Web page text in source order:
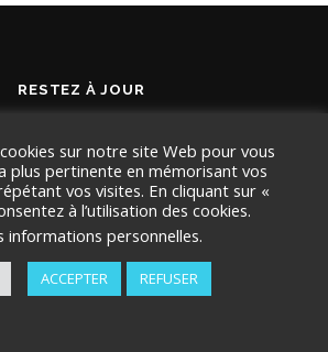
RESTEZ À JOUR
TMD Conseil OnePressthème par
sur notre site Web pour vous
plus pertinente en mémorisant vos
vos visites. En cliquant sur «
à l’utilisation des cookies.
informations personnelles.
ACCEPTER REFUSER